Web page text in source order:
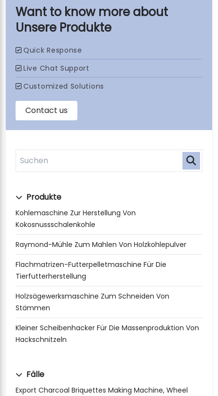
Unsere Produkte
Produkte
Kohlemaschine Zur Herstellung Von
Kokosnussschalenkohle
Raymond-Mühle Zum Mahlen Von Holzkohlepulver
Flachmatrizen-Futterpelletmaschine Für Die
Tierfutterherstellung
Holzsägewerksmaschine Zum Schneiden Von
Stämmen
Kleiner Scheibenhacker Für Die Massenproduktion Von
Hackschnitzeln
Fälle
Export Charcoal Briquettes Making Machine, Wheel